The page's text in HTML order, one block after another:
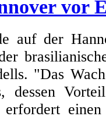
vor
auf der
"Das
dessen
erfordert